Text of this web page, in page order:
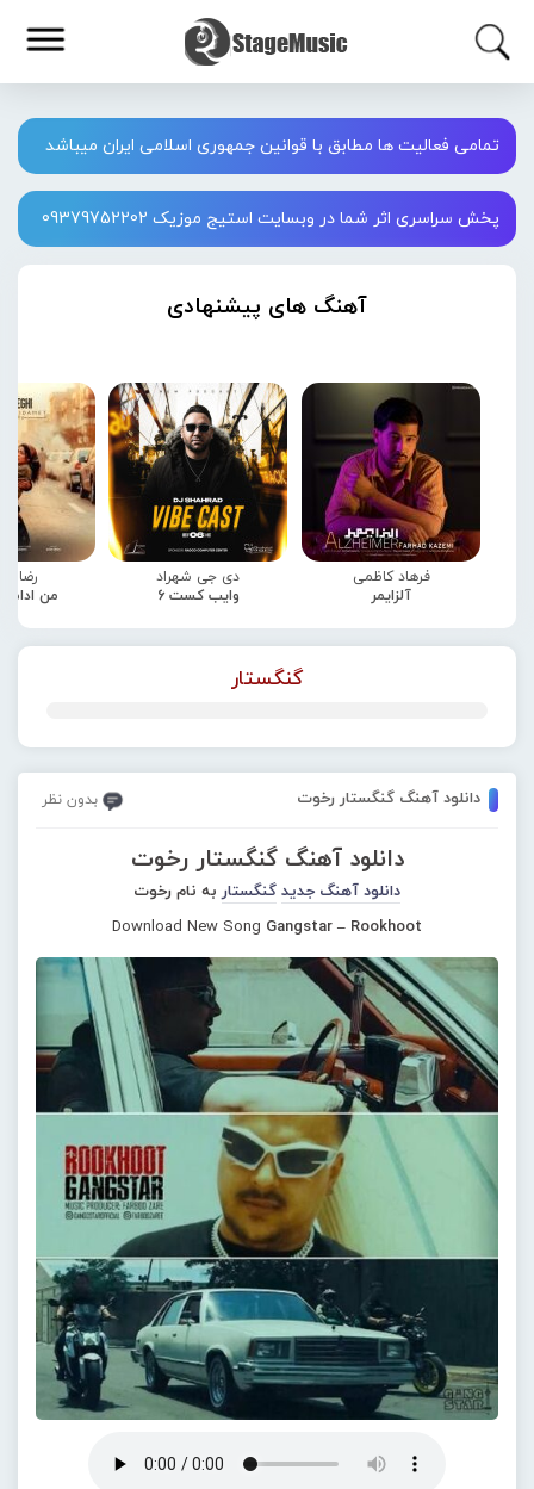
تمامی فعالیت ها مطابق با قوانین جمهوری اسلامی ایران میباشد
پخش سراسری اثر شما در وبسایت استیج موزیک 09379752202
آهنگ های پیشنهادی
فرهاد کاظمی
آلزایمر
دی جی شهراد
وایب کست 6
رضا
من
گنگستار
دانلود آهنگ گنگستار رخوت بدون نظر
دانلود آهنگ گنگستار رخوت
دانلود آهنگ جدید گنگستار به نام رخوت
Download New Song Gangstar – Rookhoot